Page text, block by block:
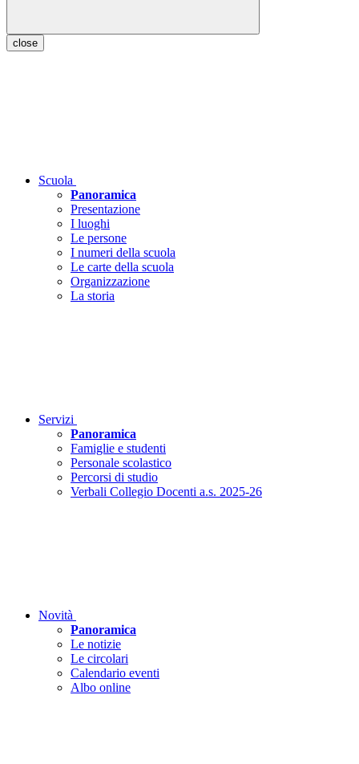
close
Scuola
Panoramica
Presentazione
I luoghi
Le persone
I numeri della scuola
Le carte della scuola
Organizzazione
La storia
Servizi
Panoramica
Famiglie e studenti
Personale scolastico
Percorsi di studio
Verbali Collegio Docenti a.s. 2025-26
Novità
Panoramica
Le notizie
Le circolari
Calendario eventi
Albo online